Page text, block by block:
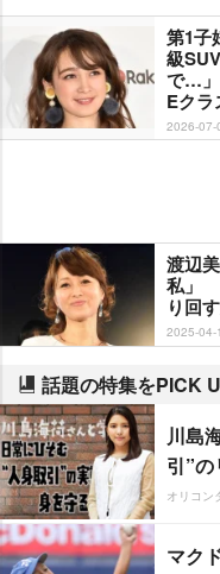
第1子
級
で…
Eクラ
2026-07-
渡辺
私」
り回
2025-04-
話題の特集をPICK
川島
引”
オリコン
マク